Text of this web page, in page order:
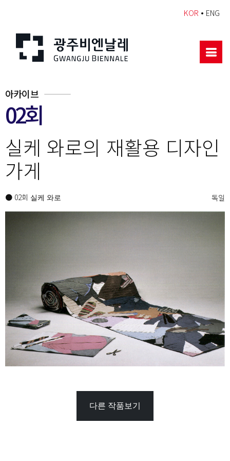
KOR • ENG
아카이브
02회
실케 와로의 재활용 디자인
가게
● 02회 실케 와로 독일
다른 작품보기